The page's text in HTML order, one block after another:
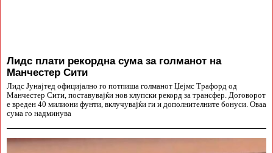
Лидс плати рекордна сума за голманот на
Манчестер Сити
Лидс Јунајтед официјално го потпиша голманот Џејмс Трафорд од
Манчестер Сити, поставувајќи нов клупски рекорд за трансфер. Договорот
е вреден 40 милиони фунти, вклучувајќи ги и дополнителните бонуси. Оваа
сума го надминува